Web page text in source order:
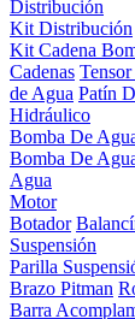
Distribución
Kit Distribución
Kit Cadena
Cadenas
de Agua Patín
Hidráulico
Bomba De
Bomba De
Agua
Motor
Botador
Suspensión
Parilla
Brazo Pitman
Barra